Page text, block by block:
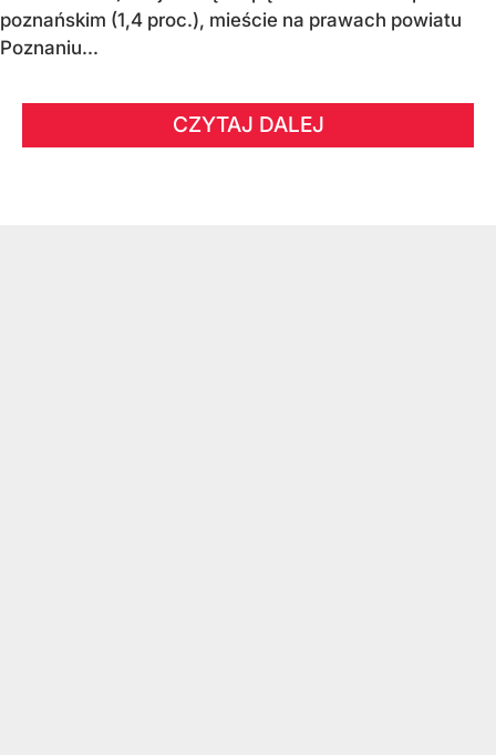
poznańskim (1,4 proc.), mieście na prawach powiatu
Poznaniu...
CZYTAJ DALEJ